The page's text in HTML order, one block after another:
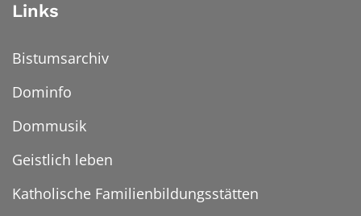
Links
Bistumsarchiv
Dominfo
Dommusik
Geistlich leben
Katholische Familienbildungsstätten